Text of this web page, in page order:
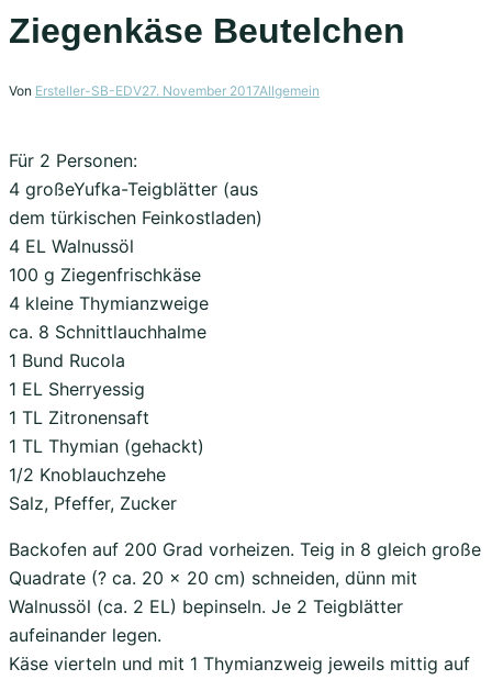
Ziegenkäse Beutelchen
Von Ersteller-SB-EDV27. November 2017Allgemein
Für 2 Personen:
4 großeYufka-Teigblätter (aus
dem türkischen Feinkostladen)
4 EL Walnussöl
100 g Ziegenfrischkäse
4 kleine Thymianzweige
ca. 8 Schnittlauchhalme
1 Bund Rucola
1 EL Sherryessig
1 TL Zitronensaft
1 TL Thymian (gehackt)
1/2 Knoblauchzehe
Salz, Pfeffer, Zucker
Backofen auf 200 Grad vorheizen. Teig in 8 gleich große
Quadrate (? ca. 20 x 20 cm) schneiden, dünn mit
Walnussöl (ca. 2 EL) bepinseln. Je 2 Teigblätter
aufeinander legen.
Käse vierteln und mit 1 Thymianzweig jeweils mittig auf